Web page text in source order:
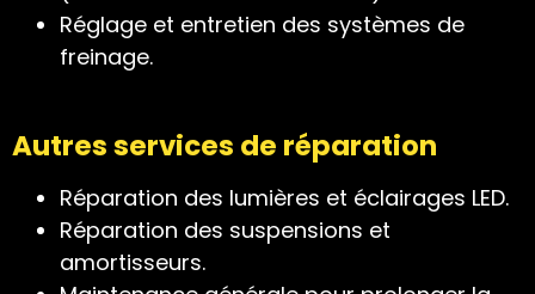
Réglage et entretien des systèmes de
freinage.
Autres services de réparation
Réparation des lumières et éclairages LED.
Réparation des suspensions et
amortisseurs.